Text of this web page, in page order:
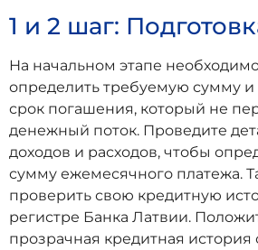
1 и 2 шаг:
На начальном этапе
определить требуемую сумму
срок погашения, который не
денежный поток. Проведите
доходов и расходов, чтобы
сумму ежемесячного платежа.
проверить свою кредитную
регистре Банка Латвии.
прозрачная кредитная